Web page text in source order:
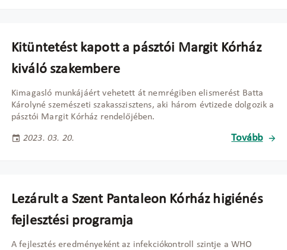
Kitüntetést kapott a pásztói Margit Kórház
kiváló szakembere
Kimagasló munkájáért vehetett át nemrégiben elismerést Batta
Károlyné szemészeti szakasszisztens, aki három évtizede dolgozik a
pásztói Margit Kórház rendelőjében.
2023. 03. 20. Tovább
Lezárult a Szent Pantaleon Kórház higiénés
fejlesztési programja
A fejlesztés eredményeként az infekciókontroll szintje a WHO